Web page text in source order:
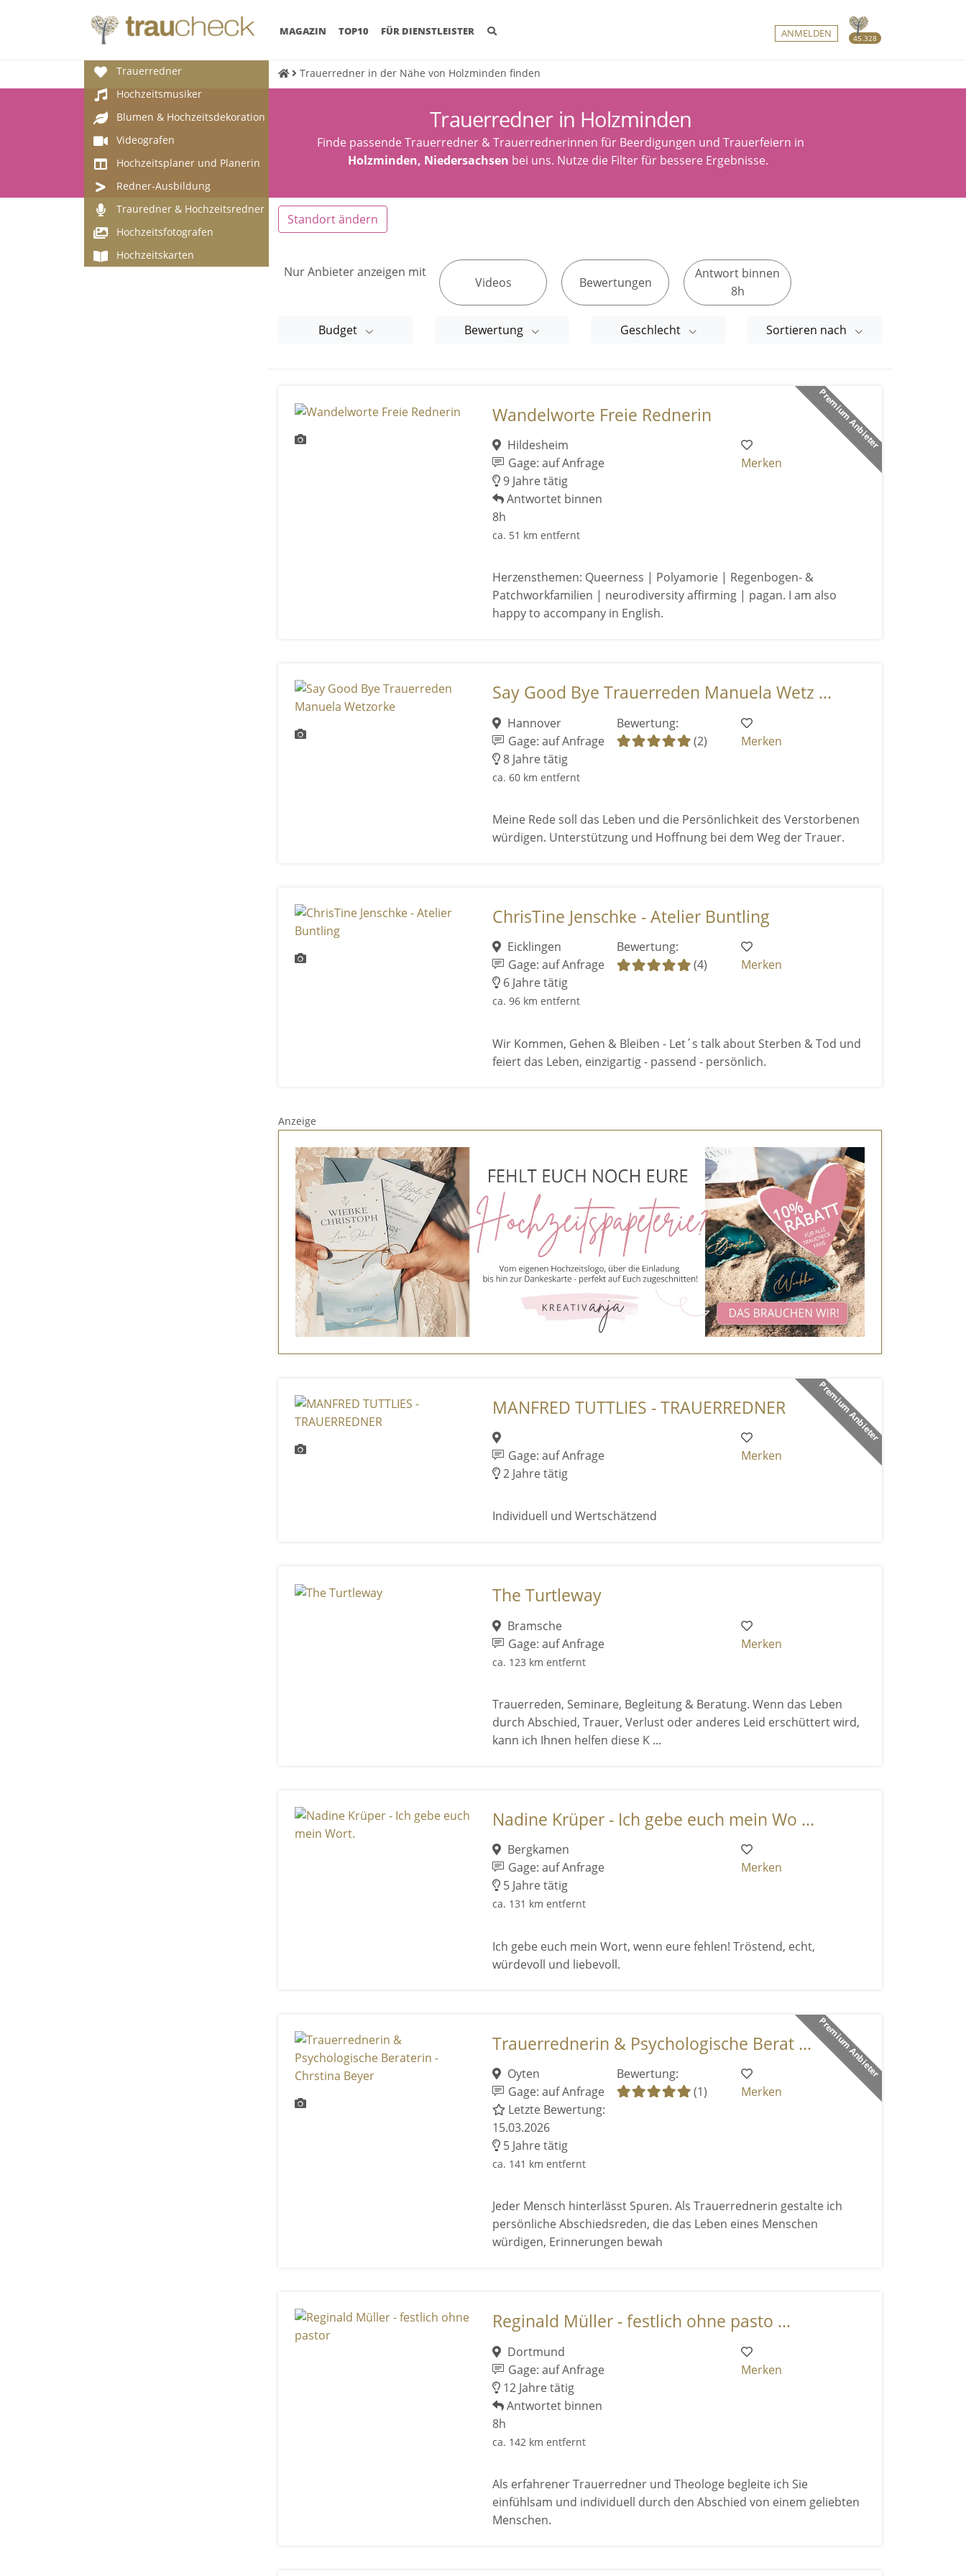
45.328
MAGAZIN (CURRENT)
TOP10 FÜR DIENSTLEISTER ANMELDEN
Trauerredner
Hochzeitsmusiker
Blumen & Hochzeitsdekoration
Videografen
Hochzeitsplaner und Planerin
Redner-Ausbildung
Trauredner & Hochzeitsredner
Hochzeitsfotografen
Hochzeitskarten
Trauerredner in der Nähe von Holzminden finden
Trauerredner in Holzminden
Finde passende Trauerredner & Trauerrednerinnen für Beerdigungen und Trauerfeiern in
Holzminden, Niedersachsen bei uns. Nutze die Filter für bessere Ergebnisse.
Standort ändern
Nur Anbieter anzeigen mit
Videos Bewertungen
Antwort binnen
8h
Budget Bewertung Geschlecht Sortieren nach
Premium Anbieter
Wandelworte Freie Rednerin
Hildesheim
Gage: auf Anfrage
9 Jahre tätig
Antwortet binnen
8h
ca. 51 km entfernt
Merken
Herzensthemen: Queerness | Polyamorie | Regenbogen- &
Patchworkfamilien | neurodiversity affirming | pagan. I am also
happy to accompany in English.
Say Good Bye Trauerreden Manuela Wetz ...
Hannover
Gage: auf Anfrage
8 Jahre tätig
ca. 60 km entfernt
Bewertung:
(2)
Merken
Meine Rede soll das Leben und die Persönlichkeit des Verstorbenen
würdigen. Unterstützung und Hoffnung bei dem Weg der Trauer.
ChrisTine Jenschke - Atelier Buntling
Eicklingen
Gage: auf Anfrage
6 Jahre tätig
ca. 96 km entfernt
Bewertung:
(4)
Merken
Wir Kommen, Gehen & Bleiben - Let´s talk about Sterben & Tod und
feiert das Leben, einzigartig - passend - persönlich.
Anzeige
Premium Anbieter
MANFRED TUTTLIES - TRAUERREDNER
Gage: auf Anfrage
2 Jahre tätig
Merken
Individuell und Wertschätzend
The Turtleway
Bramsche
Gage: auf Anfrage
ca. 123 km entfernt
Merken
Trauerreden, Seminare, Begleitung & Beratung. Wenn das Leben
durch Abschied, Trauer, Verlust oder anderes Leid erschüttert wird,
kann ich Ihnen helfen diese K ...
Nadine Krüper - Ich gebe euch mein Wo ...
Bergkamen
Gage: auf Anfrage
5 Jahre tätig
ca. 131 km entfernt
Merken
Ich gebe euch mein Wort, wenn eure fehlen! Tröstend, echt,
würdevoll und liebevoll.
Premium Anbieter
Trauerrednerin & Psychologische Berat ...
Oyten
Gage: auf Anfrage
Letzte Bewertung:
15.03.2026
5 Jahre tätig
ca. 141 km entfernt
Bewertung:
(1)
Merken
Jeder Mensch hinterlässt Spuren. Als Trauerrednerin gestalte ich
persönliche Abschiedsreden, die das Leben eines Menschen
würdigen, Erinnerungen bewah
Reginald Müller - festlich ohne pasto ...
Dortmund
Gage: auf Anfrage
12 Jahre tätig
Antwortet binnen
8h
ca. 142 km entfernt
Merken
Als erfahrener Trauerredner und Theologe begleite ich Sie
einfühlsam und individuell durch den Abschied von einem geliebten
Menschen.